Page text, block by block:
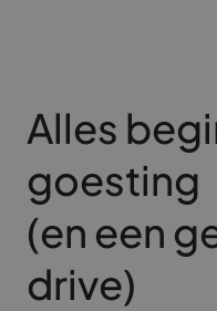
Alles
goesting
(en een
drive)